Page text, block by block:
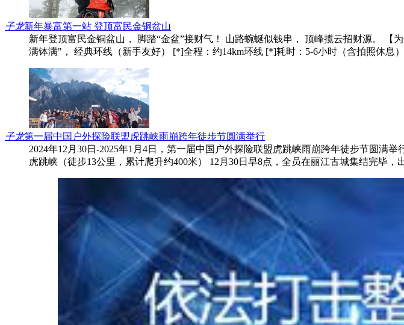
子龙新年暴富第一站 登顶富民金铜盆山
新年登顶富民金铜盆山， 脚踏“金盆”接财气！ 山路蜿蜒似钱串， 顶峰揽云招财源。 【
满钵满"， 经典环线（新手友好） [*]全程：约14km环线 [*]耗时：5-6小时（含拍照休息
子龙第一届中国户外探险联盟虎跳峡雨崩跨年徒步节圆满举行
2024年12月30日-2025年1月4日，第一届中国户外探险联盟虎跳峡雨崩跨年徒步节圆满
虎跳峡（徒步13公里，累计爬升约400米） 12月30日早8点，全员在丽江古城集结完毕